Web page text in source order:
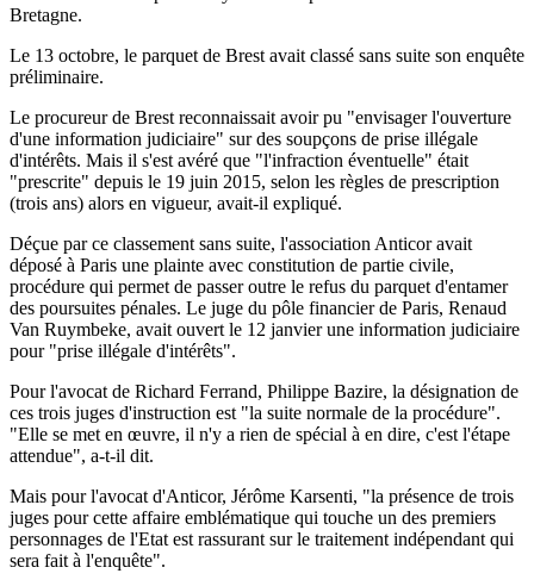
Bretagne.
Le 13 octobre, le parquet de Brest avait classé sans suite son enquête
préliminaire.
Le procureur de Brest reconnaissait avoir pu "envisager l'ouverture
d'une information judiciaire" sur des soupçons de prise illégale
d'intérêts. Mais il s'est avéré que "l'infraction éventuelle" était
"prescrite" depuis le 19 juin 2015, selon les règles de prescription
(trois ans) alors en vigueur, avait-il expliqué.
Déçue par ce classement sans suite, l'association Anticor avait
déposé à Paris une plainte avec constitution de partie civile,
procédure qui permet de passer outre le refus du parquet d'entamer
des poursuites pénales. Le juge du pôle financier de Paris, Renaud
Van Ruymbeke, avait ouvert le 12 janvier une information judiciaire
pour "prise illégale d'intérêts".
Pour l'avocat de Richard Ferrand, Philippe Bazire, la désignation de
ces trois juges d'instruction est "la suite normale de la procédure".
"Elle se met en œuvre, il n'y a rien de spécial à en dire, c'est l'étape
attendue", a-t-il dit.
Mais pour l'avocat d'Anticor, Jérôme Karsenti, "la présence de trois
juges pour cette affaire emblématique qui touche un des premiers
personnages de l'Etat est rassurant sur le traitement indépendant qui
sera fait à l'enquête".